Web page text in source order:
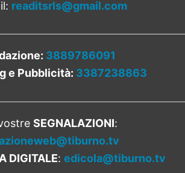
readitsrls@gmail.com
3889786091
e Pubblicità: 3387238863
SEGNALAZIONI:
DIGITALE: edicola@tiburno.tv